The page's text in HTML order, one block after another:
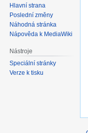
Hlavní strana
Poslední změny
Náhodná stránka
Nápověda k MediaWiki
Nástroje
Speciální stránky
Verze k tisku